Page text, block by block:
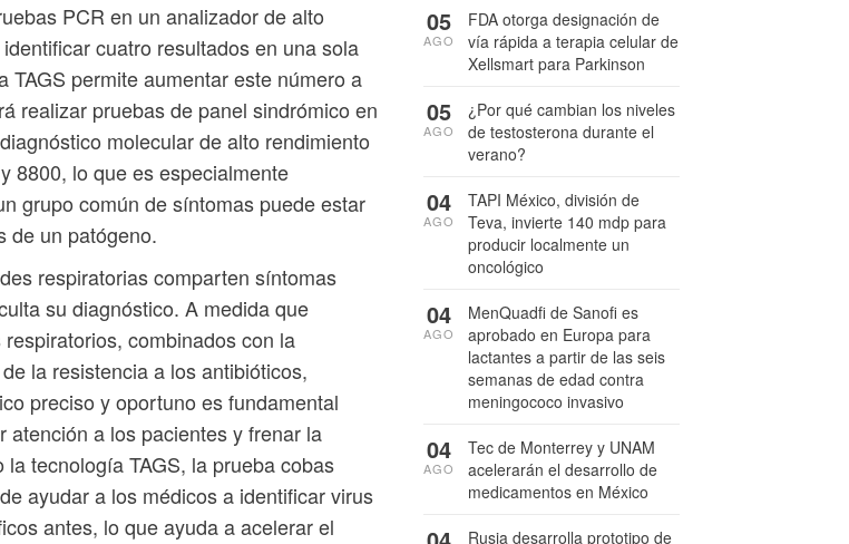
PCR en un analizador de alto
cuatro resultados en una sola
TAGS permite aumentar este número a
realizar pruebas de panel sindrómico en
molecular de alto rendimiento
8800, lo que es especialmente
grupo común de síntomas puede estar
de un patógeno.
respiratorias comparten síntomas
su diagnóstico. A medida que
combinados con la
la resistencia a los antibióticos,
preciso y oportuno es fundamental
atención a los pacientes y frenar la
tecnología TAGS, la prueba cobas
ayudar a los médicos a identificar virus
antes, lo que ayuda a acelerar el
FDA otorga designación de
vía rápida a terapia celular de
Xellsmart para Parkinson
05
AGO
¿Por qué cambian los niveles
de testosterona durante el
verano?
05
AGO
TAPI México, división de
Teva, invierte 140 mdp para
producir localmente un
oncológico
04
AGO
MenQuadfi de Sanofi es
aprobado en Europa para
lactantes a partir de las seis
semanas de edad contra
meningococo invasivo
04
AGO
Tec de Monterrey y UNAM
acelerarán el desarrollo de
medicamentos en México
04
AGO
Rusia desarrolla prototipo de